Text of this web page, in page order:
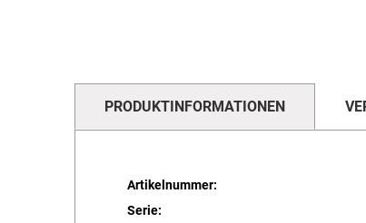
PRODUKTINFORMATIONEN
Artikelnummer:
Serie: